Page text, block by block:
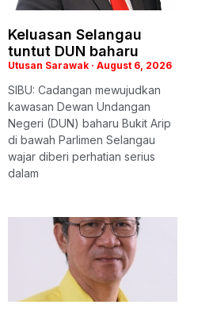
Keluasan Selangau
tuntut DUN baharu
Utusan Sarawak August 6, 2026
SIBU: Cadangan mewujudkan
kawasan Dewan Undangan
Negeri (DUN) baharu Bukit Arip
di bawah Parlimen Selangau
wajar diberi perhatian serius
dalam